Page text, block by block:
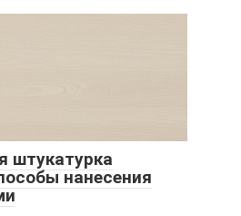
штукатурка
нанесения